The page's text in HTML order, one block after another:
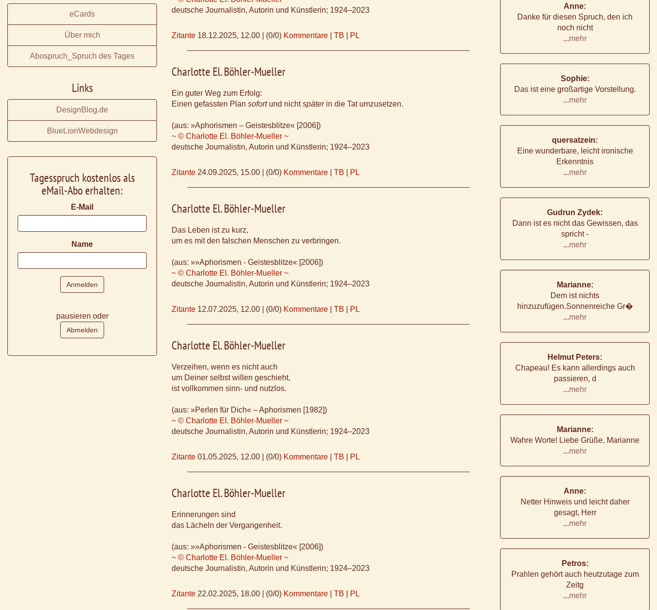
deutsche Journalistin, Autorin und Künstlerin; 1924–2023
Zitante 18.12.2025, 12.00 (0/0) Kommentare TB PL
Charlotte El. Böhler-Mueller
Ein guter Weg zum Erfolg:
Einen gefassten Plan sofortund nichtspäterin die Tat umzusetzen.
(aus: »Aphorismen – Geistesblitze« [2006])
~ © Charlotte El. Böhler-Mueller ~
deutsche Journalistin, Autorin und Künstlerin; 1924–2023
Zitante 24.09.2025, 15.00 (0/0) Kommentare TB PL
Charlotte El. Böhler-Mueller
Das Leben ist zu kurz,
um es mit den falschen Menschen zu verbringen.
(aus: »»Aphorismen - Geistesblitze« [2006])
~ © Charlotte El. Böhler-Mueller ~
deutsche Journalistin, Autorin und Künstlerin; 1924–2023
Zitante 12.07.2025, 12.00 (0/0) Kommentare TB PL
Charlotte El. Böhler-Mueller
Verzeihen, wenn es nicht auch
um Deiner selbst willen geschieht,
ist vollkommen sinn- und nutzlos.
(aus: »Perlen für Dich« – Aphorismen [1982])
~ © Charlotte El. Böhler-Mueller ~
deutsche Journalistin, Autorin und Künstlerin; 1924–2023
Zitante 01.05.2025, 12.00 (0/0) Kommentare TB PL
Charlotte El. Böhler-Mueller
Erinnerungen sind
das Lächeln der Vergangenheit.
(aus: »»Aphorismen - Geistesblitze« [2006])
~ © Charlotte El. Böhler-Mueller ~
deutsche Journalistin, Autorin und Künstlerin; 1924–2023
Zitante 22.02.2025, 18.00 (0/0) Kommentare TB PL
eCards
Über mich
Abospruch_Spruch des Tages
Links
DesignBlog.de
BlueLionWebdesign
Tagesspruch kostenlos als
eMail-Abo erhalten:
E-Mail
Name
pausieren oder
Anne:
Danke für diesen Spruch, den ich
noch nicht
...mehr
Sophie:
Das ist eine großartige Vorstellung.
...mehr
quersatzein:
Eine wunderbare, leicht ironische
Erkenntnis
...mehr
Gudrun Zydek:
Dann ist es nicht das Gewissen, das
spricht -
...mehr
Marianne:
Dem ist nichts
hinzuzufügen.Sonnenreiche Gr�
...mehr
Helmut Peters:
Chapeau! Es kann allerdings auch
passieren, d
...mehr
Marianne:
Wahre Worte! Liebe Grüße, Marianne
...mehr
Anne:
Netter Hinweis und leicht daher
gesagt, Herr
...mehr
Petros:
Prahlen gehört auch heutzutage zum
Zeitg
...mehr